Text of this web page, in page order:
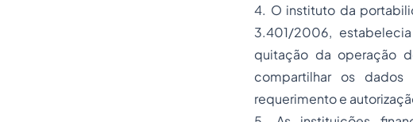
4. O instituto da
3.401/2006,
quitação da operação
compartilhar os dados
requerimento e